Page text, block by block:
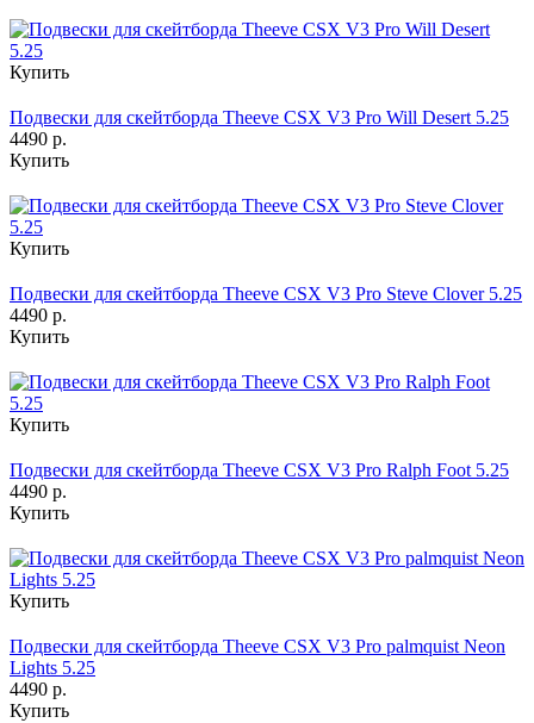
Купить
Подвески для скейтборда Theeve CSX V3 Pro Will Desert 5.25
4490 р.
Купить
Купить
Подвески для скейтборда Theeve CSX V3 Pro Steve Clover 5.25
4490 р.
Купить
Купить
Подвески для скейтборда Theeve CSX V3 Pro Ralph Foot 5.25
4490 р.
Купить
Купить
Подвески для скейтборда Theeve CSX V3 Pro palmquist Neon
Lights 5.25
4490 р.
Купить